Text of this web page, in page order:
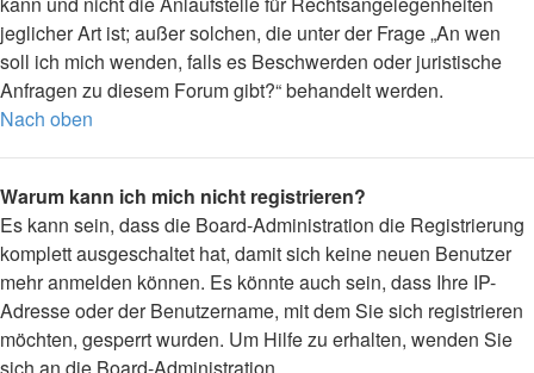
jeglicher Art ist; außer solchen, die unter der Frage „An wen
soll ich mich wenden, falls es Beschwerden oder juristische
Anfragen zu diesem Forum gibt?“ behandelt werden.
Nach oben
Warum kann ich mich nicht registrieren?
Es kann sein, dass die Board-Administration die Registrierung
komplett ausgeschaltet hat, damit sich keine neuen Benutzer
mehr anmelden können. Es könnte auch sein, dass Ihre IP-
Adresse oder der Benutzername, mit dem Sie sich registrieren
möchten, gesperrt wurden. Um Hilfe zu erhalten, wenden Sie